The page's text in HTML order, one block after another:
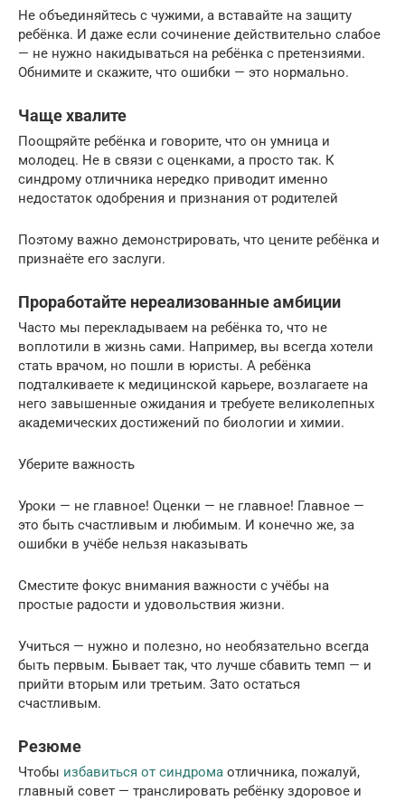
Не объединяйтесь с чужими, а вставайте на защиту
ребёнка. И даже если сочинение действительно слабое
— не нужно накидываться на ребёнка с претензиями.
Обнимите и скажите, что ошибки — это нормально.
Чаще хвалите
Поощряйте ребёнка и говорите, что он умница и
молодец. Не в связи с оценками, а просто так. К
синдрому отличника нередко приводит именно
недостаток одобрения и признания от родителей
Поэтому важно демонстрировать, что цените ребёнка и
признаёте его заслуги.
Проработайте нереализованные амбиции
Часто мы перекладываем на ребёнка то, что не
воплотили в жизнь сами. Например, вы всегда хотели
стать врачом, но пошли в юристы. А ребёнка
подталкиваете к медицинской карьере, возлагаете на
него завышенные ожидания и требуете великолепных
академических достижений по биологии и химии.
Уберите важность
Уроки — не главное! Оценки — не главное! Главное —
это быть счастливым и любимым. И конечно же, за
ошибки в учёбе нельзя наказывать
Сместите фокус внимания важности с учёбы на
простые радости и удовольствия жизни.
Учиться — нужно и полезно, но необязательно всегда
быть первым. Бывает так, что лучше сбавить темп — и
прийти вторым или третьим. Зато остаться
счастливым.
Резюме
Чтобы избавиться от синдрома отличника, пожалуй,
главный совет — транслировать ребёнку здоровое и